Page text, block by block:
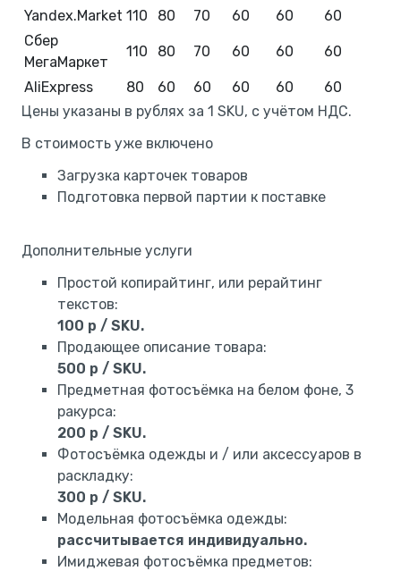
Yandex.Market 110 80 70 60 60
60
Сбер
МегаМаркет
110 80 70 60 60 60
AliExpress 80 60 60 60 60
60
Цены указаны в рублях за 1 SKU, с учётом НДС.
В стоимость уже включено
Загрузка карточек товаров
Подготовка первой партии к поставке
Дополнительные услуги
Простой копирайтинг, или рерайтинг
текстов:
100 р / SKU.
Продающее описание товара:
500 р / SKU.
Предметная фотосъёмка на белом фоне, 3
ракурса:
200 р / SKU.
Фотосъёмка одежды и / или аксессуаров в
раскладку:
300 р / SKU.
Модельная фотосъёмка одежды:
рассчитывается индивидуально.
Имиджевая фотосъёмка предметов: